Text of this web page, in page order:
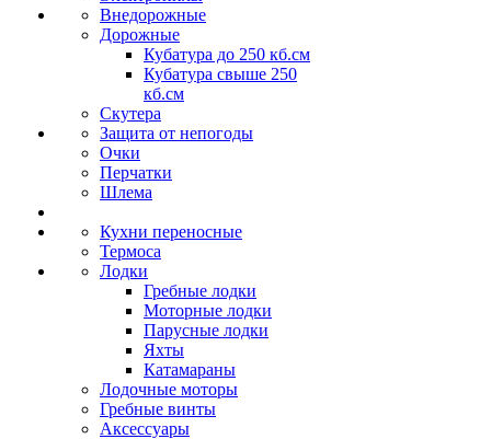
Внедорожные
Дорожные
Кубатура до 250 кб.см
Кубатура свыше 250
кб.см
Скутера
Защита от непогоды
Очки
Перчатки
Шлема
Кухни переносные
Термоса
Лодки
Гребные лодки
Моторные лодки
Парусные лодки
Яхты
Катамараны
Лодочные моторы
Гребные винты
Аксессуары